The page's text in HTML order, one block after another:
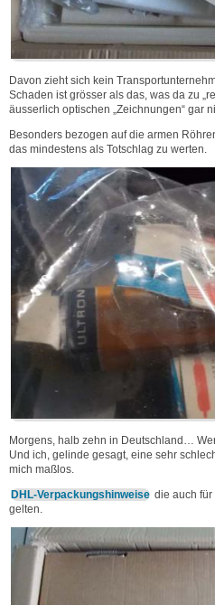
Davon zieht sich kein
Schaden ist grösser als das, was da zu
äusserlich optischen „Zeichnungen“ gar
Besonders bezogen auf die armen
das mindestens als Totschlag zu werten.
Morgens, halb zehn in Deutschland…
Und ich, gelinde gesagt, eine sehr
mich maßlos.
DHL-Verpackungshinweise die auch
gelten.